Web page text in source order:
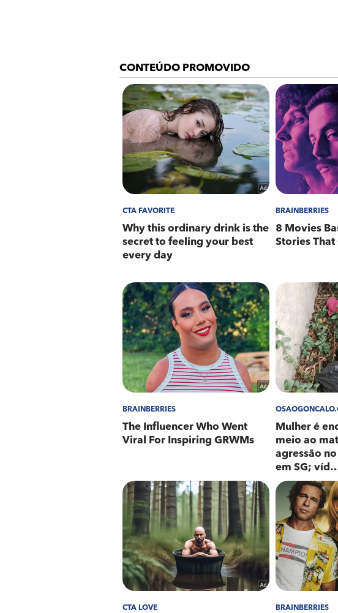
Ao ser encaminhado à 76ª DP (Niterói),
(VPL), em junho de 2022, e não retornou
direção ao seu irmão Eliezer de Souza
Leia também:
PM realiza operação no Complexo do
Homem é preso após furtar escola em
Em um moto Yamaha XTZ 250 Lander,
conseguiram localizá-los na esquina da
fugir, mas acabou sendo preso. Diante
Alvará de Soltura, com uso de uma
autuado em flagrante delito pelos crimes
SEAP/RJ, onde ficarão à disposição da
Assim, o 4º CPA/12ºBPM, solicita a
para o Disque Denúncia, pelos seguintes
Central de atendimento/Call Center:
WhatsApp Anonimizado: (021) – 2253-
que possam identificar uma pessoa)